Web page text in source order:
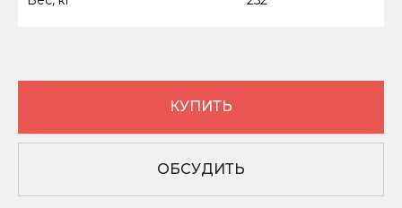
КУПИТЬ
ОБСУДИТЬ
Осушители
Аспирации